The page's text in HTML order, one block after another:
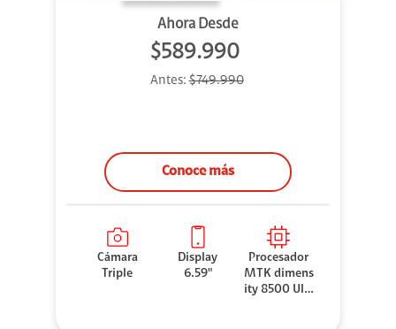
Ahora Desde
$589.990
Antes:$749.990
Conoce más
Cámara
Triple
Display
6.59"
Procesador
MTK dimens
ity 8500 Ultr